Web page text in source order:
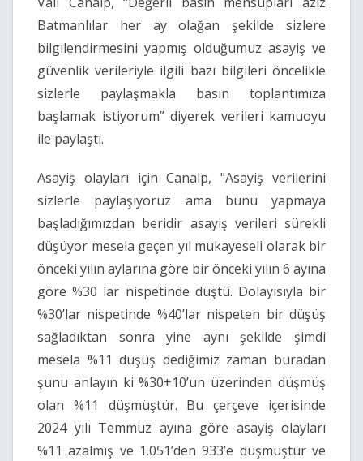
Batmanlılar her ay olağan şekilde sizlere
bilgilendirmesini yapmış olduğumuz asayiş ve
güvenlik verileriyle ilgili bazı bilgileri öncelikle
sizlerle paylaşmakla basın toplantımıza
başlamak istiyorum” diyerek verileri kamuoyu
ile paylaştı.
Asayiş olayları için Canalp, "Asayiş verilerini
sizlerle paylaşıyoruz ama bunu yapmaya
başladığımızdan beridir asayiş verileri sürekli
düşüyor mesela geçen yıl mukayeseli olarak bir
önceki yılın aylarına göre bir önceki yılın 6 ayına
göre %30 lar nispetinde düştü. Dolayısıyla bir
%30’lar nispetinde %40’lar nispeten bir düşüş
sağladıktan sonra yine aynı şekilde şimdi
mesela %11 düşüş dediğimiz zaman buradan
şunu anlayın ki %30+10’un üzerinden düşmüş
olan %11 düşmüştür. Bu çerçeve içerisinde
2024 yılı Temmuz ayına göre asayiş olayları
%11 azalmış ve 1.051’den 933’e düşmüştür ve